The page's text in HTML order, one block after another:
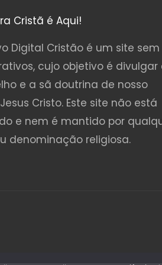
Cristã é Aqui!
Digital Cristão é um site sem
cujo objetivo é divulgar
e a sã doutrina de nosso
Cristo. Este site não está
e nem é mantido por
denominação religiosa.